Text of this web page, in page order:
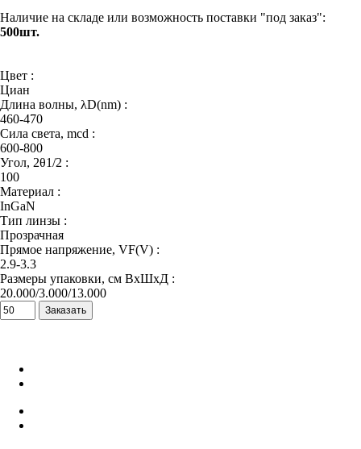
Наличие на складе или возможность поставки "под заказ":
500шт.
Цвет :
Циан
Длина волны, λD(nm) :
460-470
Сила света, mcd :
600-800
Угол, 2θ1/2 :
100
Материал :
InGaN
Тип линзы :
Прозрачная
Прямое напряжение, VF(V) :
2.9-3.3
Размеры упаковки, см ВхШхД :
20.000/3.000/13.000